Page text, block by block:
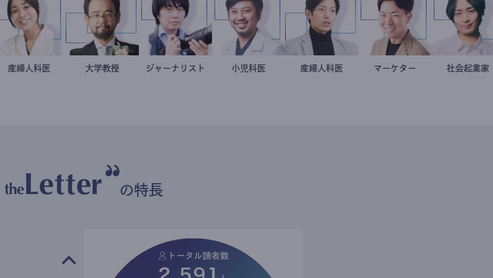
稲葉可奈子
産婦人科医 金谷一朗
大学教授 志葉玲
ジャーナリスト 今西洋介
小児科医 重見大介
産婦人科医 室谷良平
マーケター 駒
社
の特長